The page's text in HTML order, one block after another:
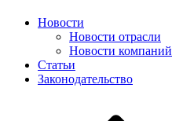
Новости
Новости отрасли
Новости компаний
Статьи
Законодательство